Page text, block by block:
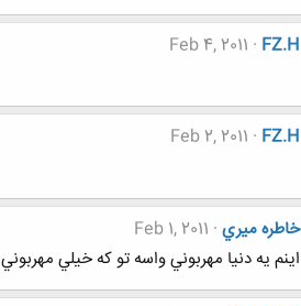
FZ.H
Feb 4, 2011
FZ.H
Feb 2, 2011
خاطره ميري Feb 1, 2011
اينم يه دنيا مهربوني واسه تو كه خيلي مهربوني